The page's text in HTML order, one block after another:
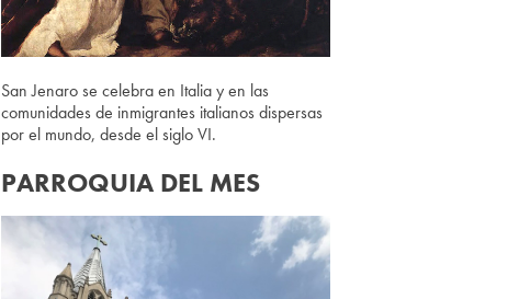
San Jenaro se celebra en Italia y en las
comunidades de inmigrantes italianos dispersas
por el mundo, desde el siglo VI.
PARROQUIA DEL MES